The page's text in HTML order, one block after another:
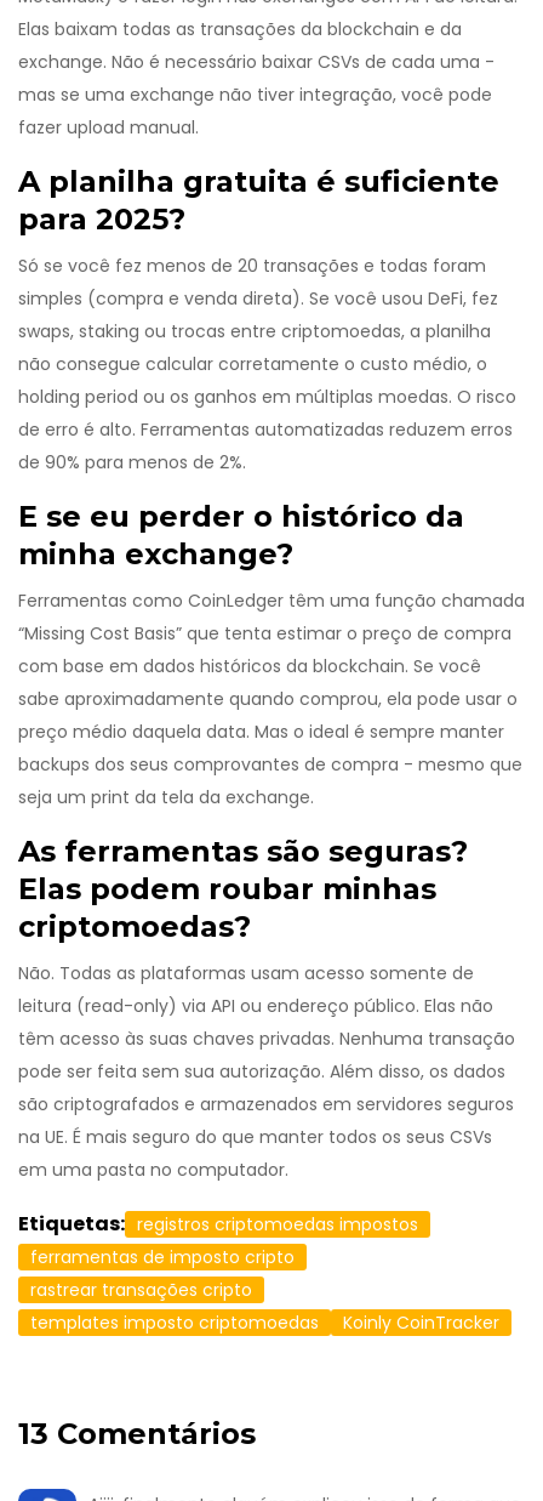
Elas baixam todas as transações da blockchain e da
exchange. Não é necessário baixar CSVs de cada uma -
mas se uma exchange não tiver integração, você pode
fazer upload manual.
A planilha gratuita é suficiente
para 2025?
Só se você fez menos de 20 transações e todas foram
simples (compra e venda direta). Se você usou DeFi, fez
swaps, staking ou trocas entre criptomoedas, a planilha
não consegue calcular corretamente o custo médio, o
holding period ou os ganhos em múltiplas moedas. O risco
de erro é alto. Ferramentas automatizadas reduzem erros
de 90% para menos de 2%.
E se eu perder o histórico da
minha exchange?
Ferramentas como CoinLedger têm uma função chamada
“Missing Cost Basis” que tenta estimar o preço de compra
com base em dados históricos da blockchain. Se você
sabe aproximadamente quando comprou, ela pode usar o
preço médio daquela data. Mas o ideal é sempre manter
backups dos seus comprovantes de compra - mesmo que
seja um print da tela da exchange.
As ferramentas são seguras?
Elas podem roubar minhas
criptomoedas?
Não. Todas as plataformas usam acesso somente de
leitura (read-only) via API ou endereço público. Elas não
têm acesso às suas chaves privadas. Nenhuma transação
pode ser feita sem sua autorização. Além disso, os dados
são criptografados e armazenados em servidores seguros
na UE. É mais seguro do que manter todos os seus CSVs
em uma pasta no computador.
Etiquetas: registros criptomoedas impostos
ferramentas de imposto cripto
rastrear transações cripto
templates imposto criptomoedas
Koinly CoinTracker
13 Comentários